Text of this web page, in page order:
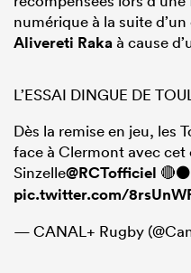
numérique à la suite
Alivereti Rakaà cause
L’ESSAI DINGUE DE
Dès la remise en jeu, les
face à Clermont avec cet
Sinzelle@RCTofficiel 🔴⚫️
pic.twitter.com/
— CANAL+ Rugby